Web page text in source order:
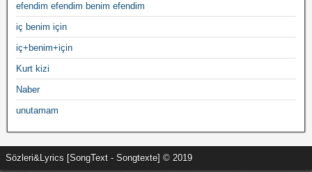
efendim efendim benim efendim
iç benim için
iç+benim+için
Kurt kizi
Naber
unutamam
Sözleri&Lyrics [SongText - Songtexte] © 2019